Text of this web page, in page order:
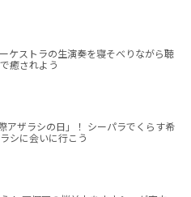
ケストラの生演奏を寝そべりながら聴
癒されよう
アザラシの日」！ シーパラでくらす希
シに会いに行こう